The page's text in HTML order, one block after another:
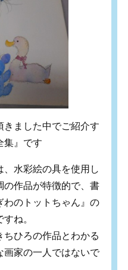
きました中でご紹介す
集』です
水彩絵の具を使用し
の作品が特徴的で、書
わのトットちゃん』の
ね。
ひろの作品とわかる
画家の一人ではないで